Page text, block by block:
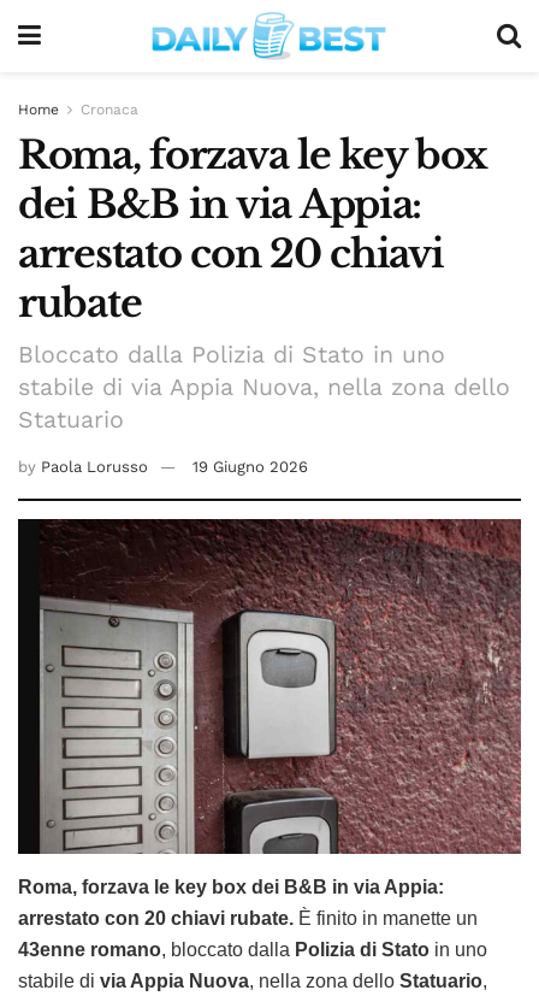
Home Cronaca
Roma, forzava le key box
dei B&B in via Appia:
arrestato con 20 chiavi
rubate
Bloccato dalla Polizia di Stato in uno
stabile di via Appia Nuova, nella zona dello
Statuario
by Paola Lorusso 19 Giugno 2026
Roma, forzava le key box dei B&B in via Appia:
arrestato con 20 chiavi rubate. È finito in manette un
43enne romano, bloccato dalla Polizia di Stato in uno
stabile di via Appia Nuova, nella zona dello Statuario,